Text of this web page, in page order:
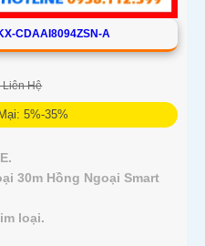
CDAAI8094ZSN-A
Liên Hệ
5%-35%
30m Hồng Ngoại Smart
loại.